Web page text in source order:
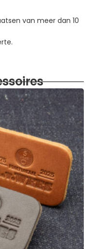
van meer dan 10